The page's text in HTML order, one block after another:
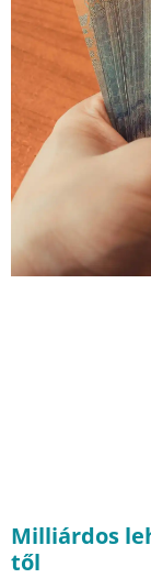
Milliárdos
től